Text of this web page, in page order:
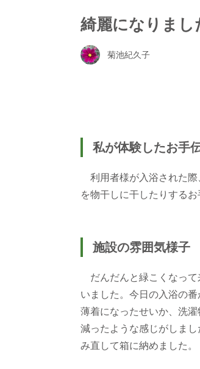
綺麗になりまし
菊池紀久子
私が体験したお手
利用者様が入浴された際
を物干しに干したりする
施設の雰囲気様子
だんだんと緑こくなって
いました。今日の入浴の
薄着になったせいか、洗濯
減ったような感じがしま
み直して箱に納めました。